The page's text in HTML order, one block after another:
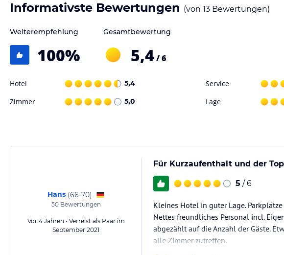
Informativste Bewertungen (von 13 Bewertungen)
Weiterempfehlung
100%
Gesamtbewertung
5,4/ 6
Hotel 5,4 Service
Zimmer 5,0 Lage
Hans (66-70)
50Bewertungen
Vor 4 Jahren • Verreist als Paar im
September 2021
Für Kurzaufenthalt und der
5 / 6
Kleines Hotel in guter Lage.
Nettes freundliches Personal incl.
abgezählt auf die Anzahl der Gäste.
alle Zimmer zutreffen.